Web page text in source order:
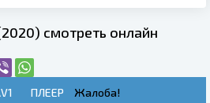
смотреть онлайн
ПЛЕЕР Жалоба!